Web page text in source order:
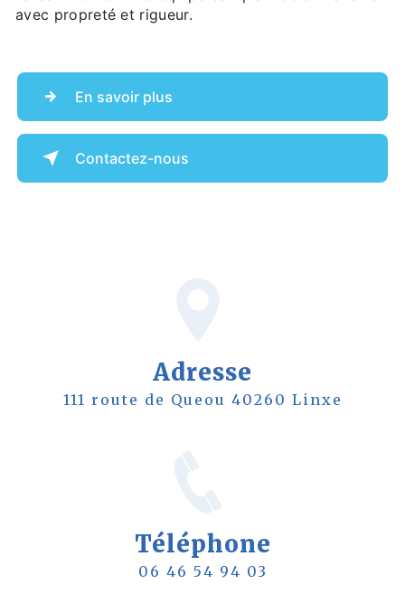
avec propreté et rigueur.
En savoir plus
Contactez-nous
Adresse
111 route de Queou 40260 Linxe
Téléphone
06 46 54 94 03